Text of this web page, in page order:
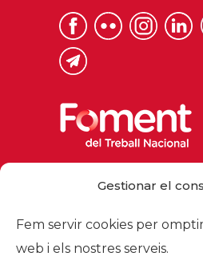
Gestionar el
Fem servir cookies per
web i els nostres serveis.
foment@foment.com